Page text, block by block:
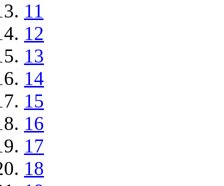
11
12
13
14
15
16
17
18